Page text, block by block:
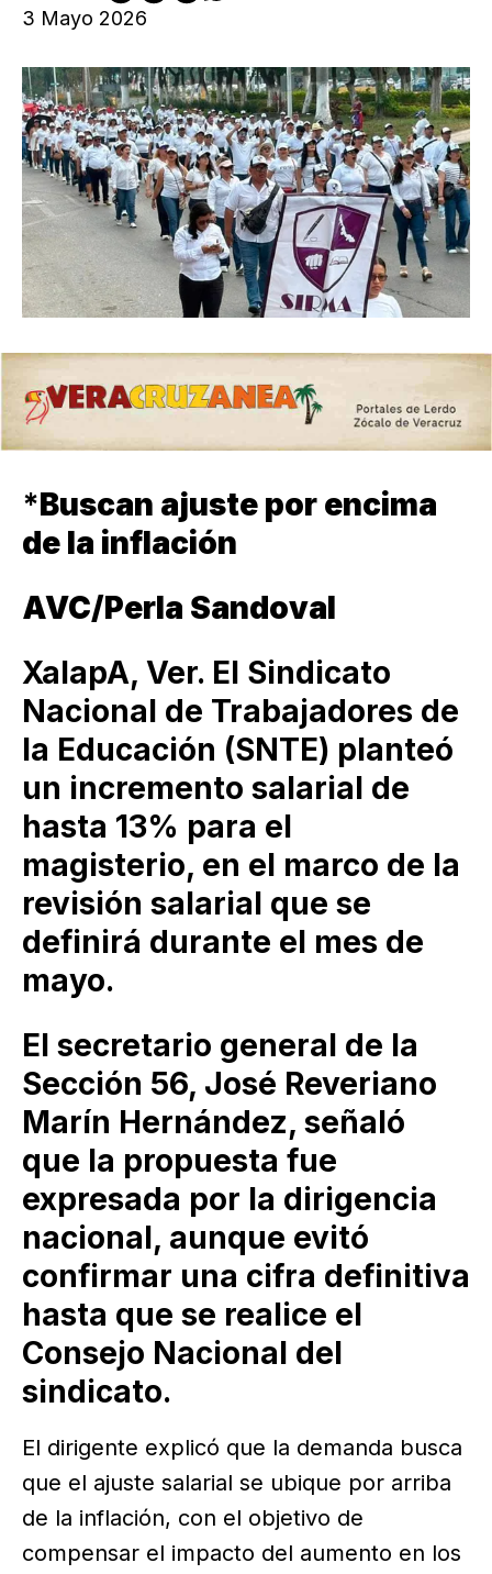
3 Mayo 2026
*Buscan ajuste por encima
de la inflación
AVC/Perla Sandoval
XalapA, Ver. El Sindicato
Nacional de Trabajadores de
la Educación (SNTE) planteó
un incremento salarial de
hasta 13% para el
magisterio, en el marco de la
revisión salarial que se
definirá durante el mes de
mayo.
El secretario general de la
Sección 56, José Reveriano
Marín Hernández, señaló
que la propuesta fue
expresada por la dirigencia
nacional, aunque evitó
confirmar una cifra definitiva
hasta que se realice el
Consejo Nacional del
sindicato.
El dirigente explicó que la demanda busca
que el ajuste salarial se ubique por arriba
de la inflación, con el objetivo de
compensar el impacto del aumento en los